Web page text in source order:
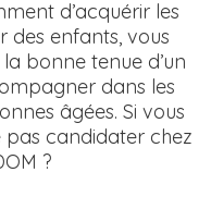
d’acquérir les
enfants, vous
bonne tenue d’un
dans les
âgées. Si vous
candidater chez
?